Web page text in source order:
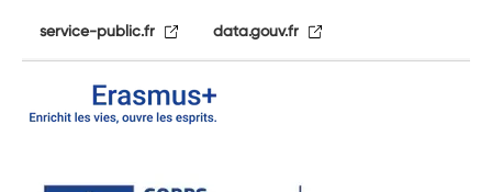
service-public.fr data.gouv.fr